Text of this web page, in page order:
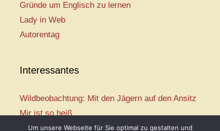
Gründe um Englisch zu lernen
Lady in Web
Autorentag
Interessantes
Wildbeobachtung: Mit den Jägern auf den Ansitz
Mir ist so heiß
Mission: Rettungsschwimmer
Um unsere Webseite für Sie optimal zu gestalten und